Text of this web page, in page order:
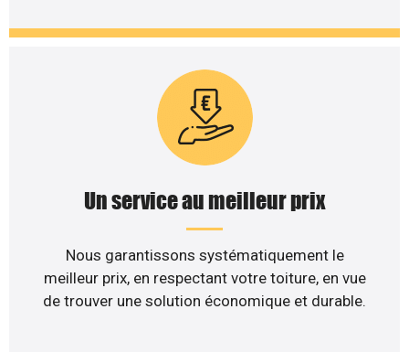
Un service au meilleur prix
Nous garantissons systématiquement le
meilleur prix, en respectant votre toiture, en vue
de trouver une solution économique et durable.